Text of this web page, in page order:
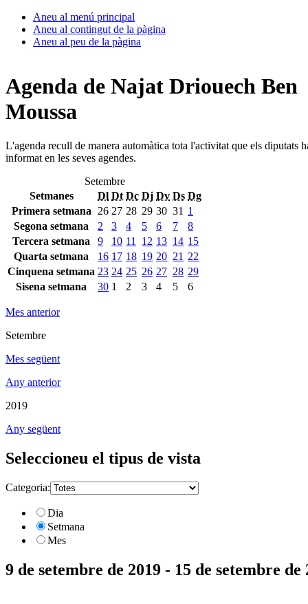
Aneu al menú principal
Aneu al contingut de la pàgina
Aneu al peu de la pàgina
Agenda de Najat Driouech Ben
Moussa
L'agenda recull de manera automàtica tota l'activitat que els diputats
informat en les seves agendes.
Setembre
Setmanes
Dl Dt Dc Dj Dv Ds Dg
Primera setmana
26 27 28 29 30 31 1
Segona setmana
2 3 4 5 6 7
8
Tercera setmana
9 10 11 12 13 14 15
Quarta setmana
16 17 18 19 20 21 22
Cinquena setmana 23 24 25 26 27 28 29
Sisena setmana
30 1 2 3 4 5 6
Mes anterior
Setembre
Mes següent
Any anterior
2019
Any següent
Seleccioneu el tipus de vista
Categoria:
Dia
Setmana
Mes
9 de setembre de 2019 - 15 de setembre de